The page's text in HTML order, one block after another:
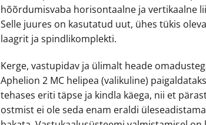
hõõrdumisvaba horisontaalne ja vertikaalne
Selle juures on kasutatud uut, ühes tükis
laagrit ja spindlikomplekti.
Kerge, vastupidav ja ülimalt heade
Aphelion 2 MC helipea (valikuline)
tehases eriti täpse ja kindla käega, nii et
ostmist ei ole seda enam eraldi